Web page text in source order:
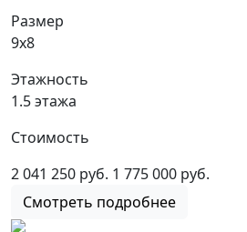
Размер
9х8
Этажность
1.5 этажа
Стоимость
2 041 250 руб. 1 775 000 руб.
Смотреть подробнее